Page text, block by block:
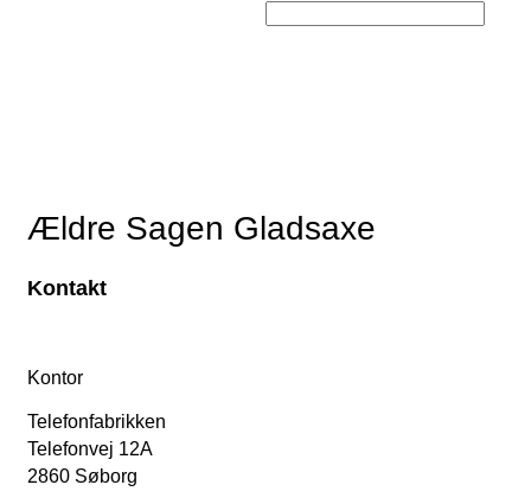
Ældre Sagen Gladsaxe
Kontakt
Kontor
Telefonfabrikken
Telefonvej 12A
2860 Søborg